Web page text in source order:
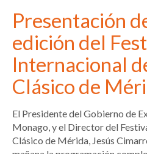
Presentación
edición del
Internacional
Clásico de
El Presidente del Gobierno de
Monago, y el Director del
Clásico de Mérida, Jesús